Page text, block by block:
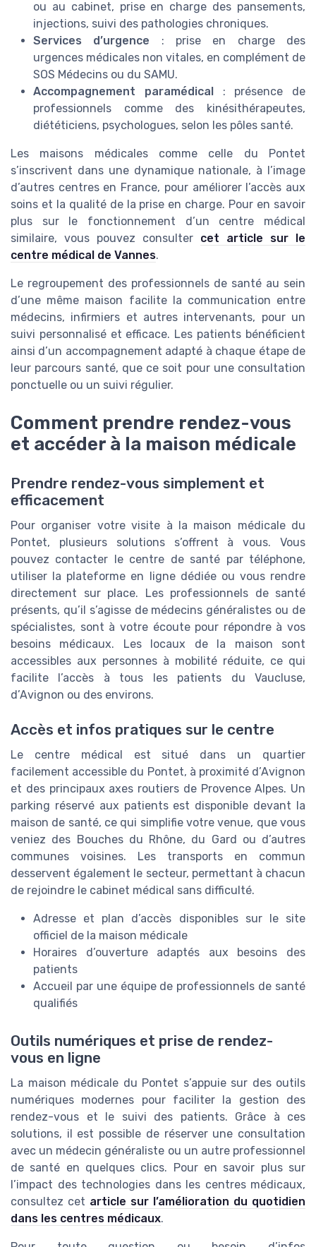
ou au cabinet, prise en charge des pansements,
injections, suivi des pathologies chroniques.
Services d’urgence : prise en charge des
urgences médicales non vitales, en complément de
SOS Médecins ou du SAMU.
Accompagnement paramédical: présence de
professionnels comme des kinésithérapeutes,
diététiciens, psychologues, selon les pôles santé.
Les maisons médicales comme celle du Pontet
s’inscrivent dans une dynamique nationale, à l’image
d’autres centres en France, pour améliorer l’accès aux
soins et la qualité de la prise en charge. Pour en savoir
plus sur le fonctionnement d’un centre médical
similaire, vous pouvez consulter cet article sur le
centre médical de Vannes.
Le regroupement des professionnels de santé au sein
d’une même maison facilite la communication entre
médecins, infirmiers et autres intervenants, pour un
suivi personnalisé et efficace. Les patients bénéficient
ainsi d’un accompagnement adapté à chaque étape de
leur parcours santé, que ce soit pour une consultation
ponctuelle ou un suivi régulier.
Comment prendre rendez-vous
et accéder à la maison médicale
Prendre rendez-vous simplement et
efficacement
Pour organiser votre visite à la maison médicale du
Pontet, plusieurs solutions s’offrent à vous. Vous
pouvez contacter le centre de santé par téléphone,
utiliser la plateforme en ligne dédiée ou vous rendre
directement sur place. Les professionnels de santé
présents, qu’il s’agisse de médecins généralistes ou de
spécialistes, sont à votre écoute pour répondre à vos
besoins médicaux. Les locaux de la maison sont
accessibles aux personnes à mobilité réduite, ce qui
facilite l’accès à tous les patients du Vaucluse,
d’Avignon ou des environs.
Accès et infos pratiques sur le centre
Le centre médical est situé dans un quartier
facilement accessible du Pontet, à proximité d’Avignon
et des principaux axes routiers de Provence Alpes. Un
parking réservé aux patients est disponible devant la
maison de santé, ce qui simplifie votre venue, que vous
veniez des Bouches du Rhône, du Gard ou d’autres
communes voisines. Les transports en commun
desservent également le secteur, permettant à chacun
de rejoindre le cabinet médical sans difficulté.
Adresse et plan d’accès disponibles sur le site
officiel de la maison médicale
Horaires d’ouverture adaptés aux besoins des
patients
Accueil par une équipe de professionnels de santé
qualifiés
Outils numériques et prise de rendez-
vous en ligne
La maison médicale du Pontet s’appuie sur des outils
numériques modernes pour faciliter la gestion des
rendez-vous et le suivi des patients. Grâce à ces
solutions, il est possible de réserver une consultation
avec un médecin généraliste ou un autre professionnel
de santé en quelques clics. Pour en savoir plus sur
l’impact des technologies dans les centres médicaux,
consultez cet article sur l’amélioration du quotidien
dans les centres médicaux.